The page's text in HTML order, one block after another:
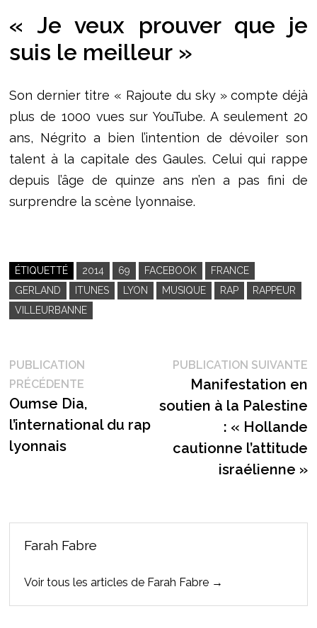
« Je veux prouver que je
suis le meilleur »
Son dernier titre « Rajoute du sky » compte déjà
plus de 1000 vues sur YouTube. A seulement 20
ans, Négrito a bien l’intention de dévoiler son
talent à la capitale des Gaules. Celui qui rappe
depuis l’âge de quinze ans n’en a pas fini de
surprendre la scène lyonnaise.
ÉTIQUETTÉ 2014 69 FACEBOOK
FRANCE
GERLAND
ITUNES LYON MUSIQUE RAP
RAPPEUR
VILLEURBANNE
Navigation
de
l’article
PUBLICATION
PRÉCÉDENTEPublication
précédente :
Oumse Dia,
l’international du rap
lyonnais
PUBLICATION SUIVANTE
Manifestation en
soutien à la Palestine
: « Hollande
cautionne l’attitude
israélienne »
Farah Fabre
Voir tous les articles de Farah Fabre →